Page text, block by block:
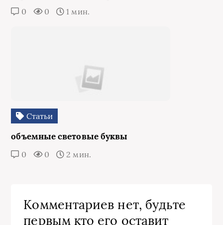
0 0 1 мин.
Статьи
объемные световые буквы
0 0 2 мин.
Комментариев нет, будьте
первым кто его оставит